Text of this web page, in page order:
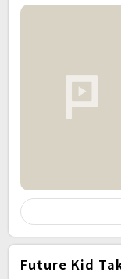
Future Kid